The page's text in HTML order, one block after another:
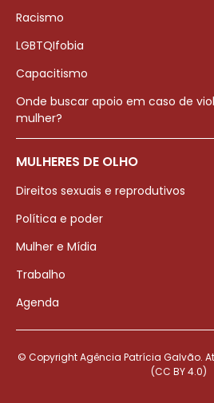
Racismo
LGBTQIfobia
Capacitismo
Onde buscar apoio em caso de
mulher?
MULHERES DE OLHO
Direitos sexuais e reprodutivos
Política e poder
Mulher e Mídia
Trabalho
Agenda
© Copyright Agência Patrícia Galvão.
(CC BY 4.0)